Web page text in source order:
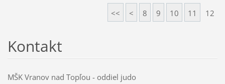
<< < 8 9 10 11 12
Kontakt
MŠK Vranov nad Topľou - oddiel judo